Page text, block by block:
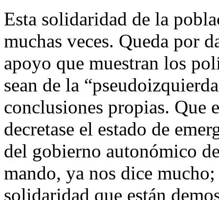
Esta solidaridad de la
muchas veces. Queda por
apoyo que muestran los
sean de la
conclusiones propias. Que
decretase el estado de
del gobierno autonómico
mando, ya nos dice
solidaridad que están